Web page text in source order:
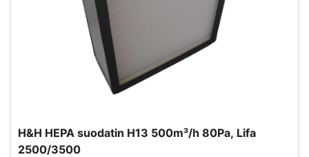
H&H HEPA suodatin H13 500m³/h 80Pa, Lifa
2500/3500